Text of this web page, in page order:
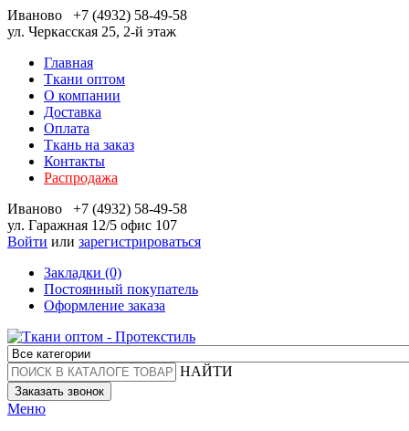
Иваново
+7 (4932) 58-49-58
ул. Черкасская 25, 2-й этаж
Главная
Ткани оптом
О компании
Доставка
Оплата
Ткань на заказ
Контакты
Распродажа
Иваново
+7 (4932) 58-49-58
ул. Гаражная 12/5 офис 107
Войти или зарегистрироваться
Закладки (0)
Постоянный покупатель
Оформление заказа
НАЙТИ
Заказать звонок
Меню